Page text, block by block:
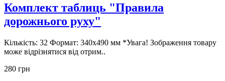
Комплект таблиць "Правила
дорожнього руху"
Кількість: 32 Формат: 340х490 мм *Увага! Зображення товару
може відрізнятися від отрим..
280 грн